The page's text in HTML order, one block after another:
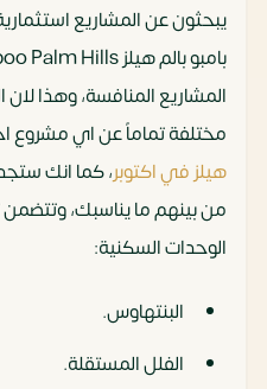
يبحثون عن المشاريع
المشاريع المنافسة، وهذا لان
مختلفة تماماً عن اي مشروع
هيلز في اكتوبر، كما انك
من بينهم ما يناسبك،
الوحدات السكنية:
البنتهاوس.
الفلل المستقلة.